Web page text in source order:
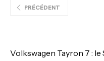
PRÉCÉDENT
Volkswagen Tayron 7 :